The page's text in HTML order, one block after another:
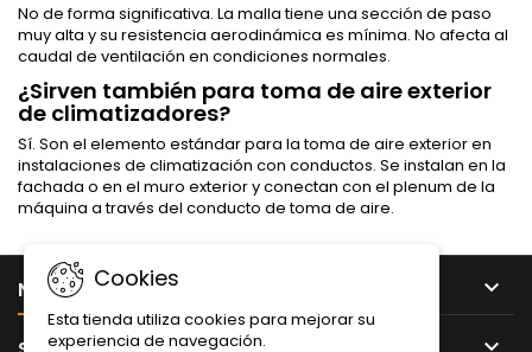
No de forma significativa. La malla tiene una sección de paso
muy alta y su resistencia aerodinámica es mínima. No afecta al
caudal de ventilación en condiciones normales.
¿Sirven también para toma de aire exterior
de climatizadores?
Sí. Son el elemento estándar para la toma de aire exterior en
instalaciones de climatización con conductos. Se instalan en la
fachada o en el muro exterior y conectan con el plenum de la
máquina a través del conducto de toma de aire.
NUESTRA EMPRESA 
Cookies
Esta tienda utiliza cookies para mejorar su
experiencia de navegación.